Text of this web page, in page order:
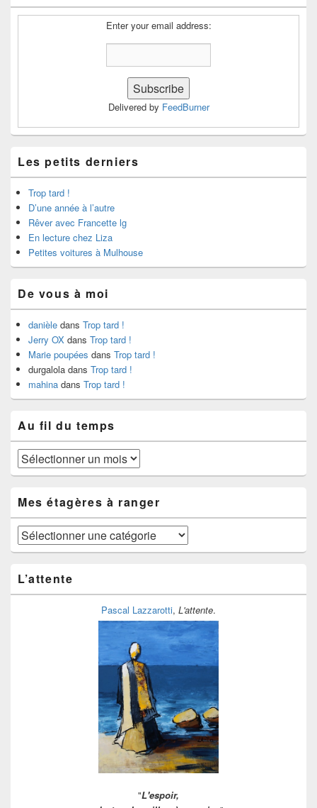
Enter your email address:
Delivered by FeedBurner
Les petits derniers
Trop tard !
D’une année à l’autre
Rêver avec Francette lg
En lecture chez Liza
Petites voitures à Mulhouse
De vous à moi
danièle dans Trop tard !
Jerry OX dans Trop tard !
Marie poupées dans Trop tard !
durgalola dans Trop tard !
mahina dans Trop tard !
Au fil du temps
Au
fil
temps
Mes étagères à ranger
Mes
étagères
ranger
L’attente
Pascal Lazzarotti, L'attente.
"L'espoir,